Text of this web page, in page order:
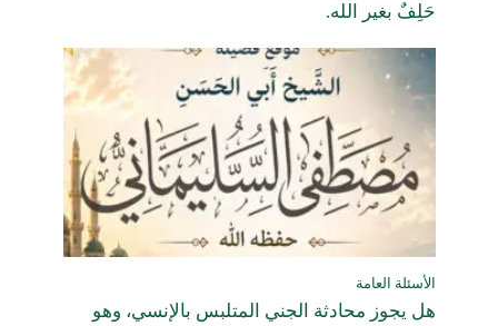
حَلِفٌ بغير الله.
الأسئلة العامة
هل يجوز محادثة الجني المتلبس بالإنسي، وهو